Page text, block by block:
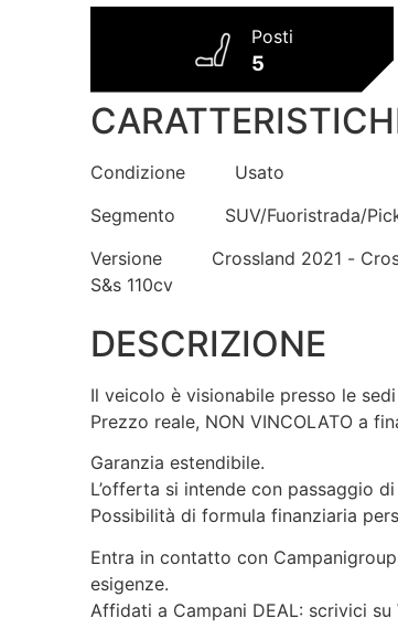
Posti
5
Condizione
Usato
Segmento
SUV/Fuoristrada/
Versione
Crossland 2021 -
S&s 110cv
DESCRIZIONE
Il veicolo è visionabile presso le
Prezzo reale, NON VINCOLATO a
Garanzia estendibile.
L’offerta si intende con passaggio
Possibilità di formula finanziaria
Entra in contatto con
esigenze.
Affidati a Campani DEAL: scrivici